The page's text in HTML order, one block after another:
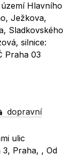
Hlavního
Ježkova,
Sladkovského
silnice:
Praha 03
dopravní
ulic
Praha, , Od